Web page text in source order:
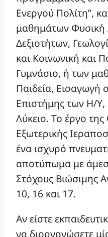
Ενεργού Πολίτη”,
μαθημάτων
Δεξιοτήτων,
και Κοινωνική και
Γυμνάσιο, ή των
Παιδεία, Εισαγωγή
Επιστήμης των Η/
Λύκειο. Το έργο
Εξωτερικής
ένα ισχυρό
αποτύπωμα με
Στόχους Βιώσιμης
10, 16 και 17.
Αν είστε
να διοργανώσετε